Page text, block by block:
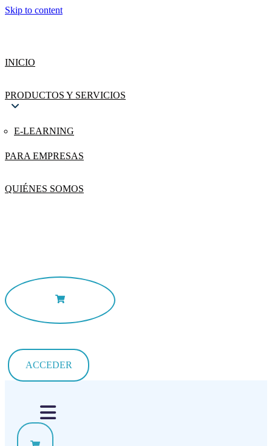
Skip to content
INICIO
PRODUCTOS Y SERVICIOS
E-LEARNING
PARA EMPRESAS
QUIÉNES SOMOS
ACCEDER